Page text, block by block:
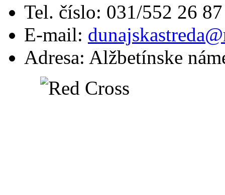
Tel. číslo: 031/552 26 87
E-mail:
Adresa: Alžbetínske